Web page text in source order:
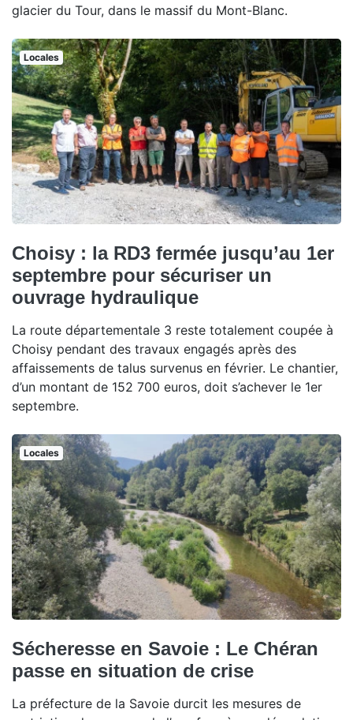
glacier du Tour, dans le massif du Mont-Blanc.
Locales
Choisy : la RD3 fermée jusqu’au 1er
septembre pour sécuriser un
ouvrage hydraulique
La route départementale 3 reste totalement coupée à
Choisy pendant des travaux engagés après des
affaissements de talus survenus en février. Le chantier,
d’un montant de 152 700 euros, doit s’achever le 1er
septembre.
Locales
Sécheresse en Savoie : Le Chéran
passe en situation de crise
La préfecture de la Savoie durcit les mesures de